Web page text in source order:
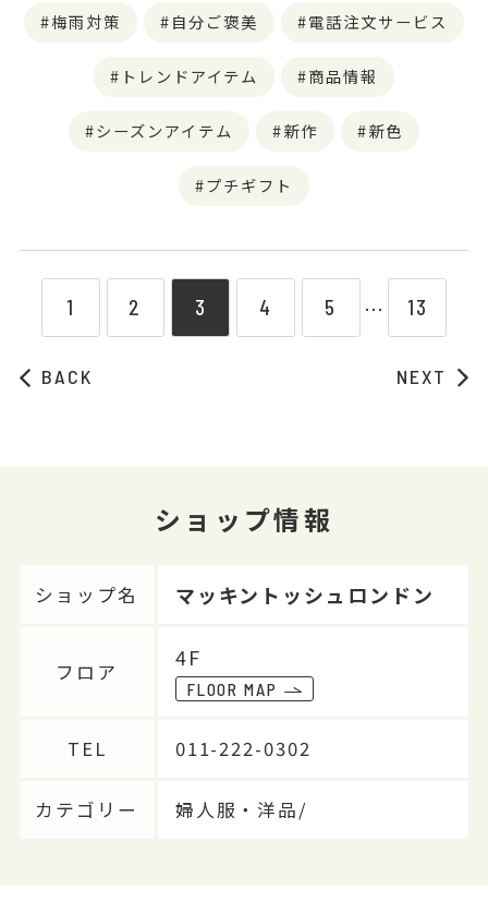
梅雨対策 自分ご褒美 電話注文サービス
トレンドアイテム 商品情報
シーズンアイテム 新作 新色
プチギフト
BACK
1 2 3 4 5 ⋯ 13
NEXT
ショップ情報
ショップ名 マッキントッシュロンドン
フロア
4F
FLOOR MAP
TEL 011-222-0302
カテゴリー 婦人服・洋品/